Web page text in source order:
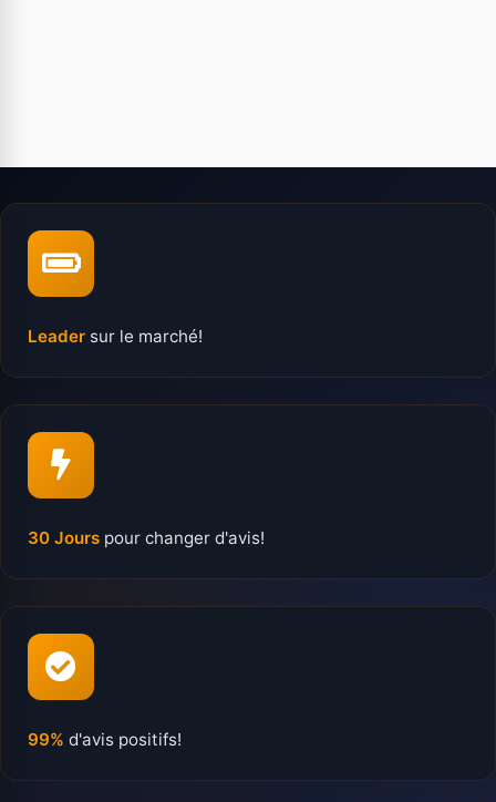
Leader sur le marché!
30 Jours pour changer d'avis!
99% d'avis positifs!